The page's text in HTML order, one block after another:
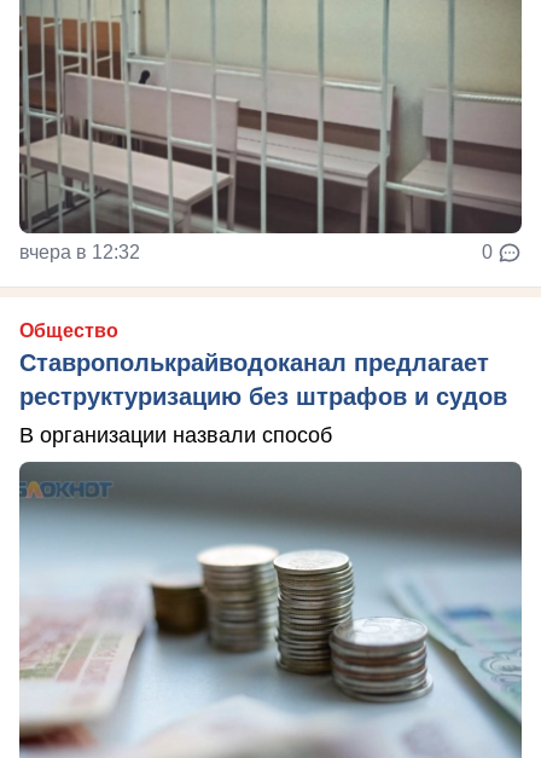
вчера в 12:32 0
Общество
Ставрополькрайводоканал предлагает
реструктуризацию без штрафов и судов
В организации назвали способ